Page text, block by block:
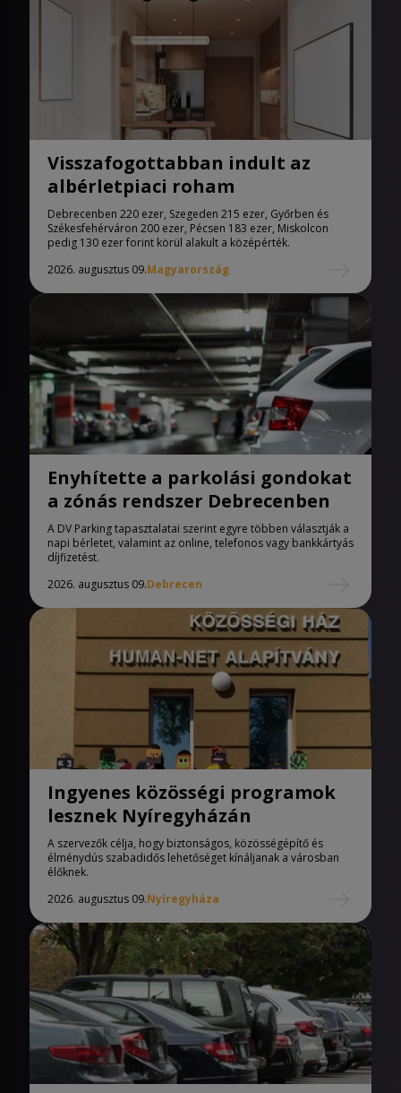
Visszafogottabban indult az
albérletpiaci roham
Debrecenben 220 ezer, Szegeden 215 ezer, Győrben és
Székesfehérváron 200 ezer, Pécsen 183 ezer, Miskolcon
pedig 130 ezer forint körül alakult a középérték.
2026. augusztus 09.Magyarország
Enyhítette a parkolási gondokat
a zónás rendszer Debrecenben
A DV Parking tapasztalatai szerint egyre többen választják a
napi bérletet, valamint az online, telefonos vagy bankkártyás
díjfizetést.
2026. augusztus 09.Debrecen
Ingyenes közösségi programok
lesznek Nyíregyházán
A szervezők célja, hogy biztonságos, közösségépítő és
élménydús szabadidős lehetőséget kínáljanak a városban
élőknek.
2026. augusztus 09.Nyíregyháza